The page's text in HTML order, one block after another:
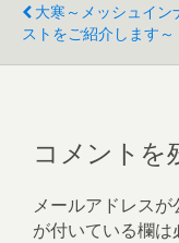
大寒～メッシュイン
ストをご紹介します～
コメントを
メールアドレスが
が付いている欄は